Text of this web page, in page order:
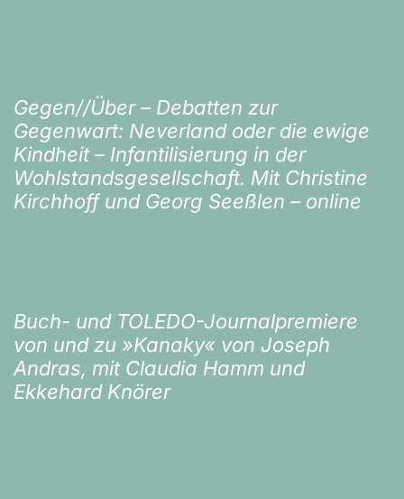
Gegen//Über – Debatten zur
Gegenwart: Neverland oder die ewige
Kindheit – Infantilisierung in der
Wohlstandsgesellschaft. Mit Christine
Kirchhoff und Georg Seeßlen – online
Buch- und TOLEDO-Journalpremiere
von und zu »Kanaky« von Joseph
Andras, mit Claudia Hamm und
Ekkehard Knörer